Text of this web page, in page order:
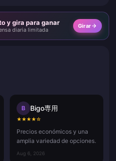
y gira para ganar
diaria limitada
Girar
B Bigo専用
★★★★☆
Precios económicos y una
amplia variedad de opciones.
Aug 6, 2026